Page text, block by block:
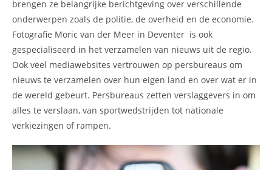
brengen ze belangrijke berichtgeving over verschillende
onderwerpen zoals de politie, de overheid en de economie.
Fotografie Moric van der Meer in Deventer is ook
gespecialiseerd in het verzamelen van nieuws uit de regio.
Ook veel mediawebsites vertrouwen op persbureaus om
nieuws te verzamelen over hun eigen land en over wat er in
de wereld gebeurt. Persbureaus zetten verslaggevers in om
alles te verslaan, van sportwedstrijden tot nationale
verkiezingen of rampen.